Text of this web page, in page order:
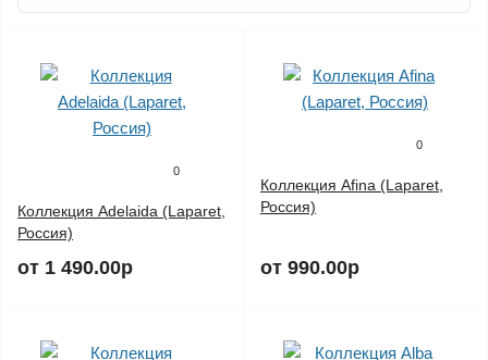
0
Коллекция Adelaida (Laparet,
Россия)
от 1 490.00р
0
Коллекция Afina (Laparet,
Россия)
от 990.00р